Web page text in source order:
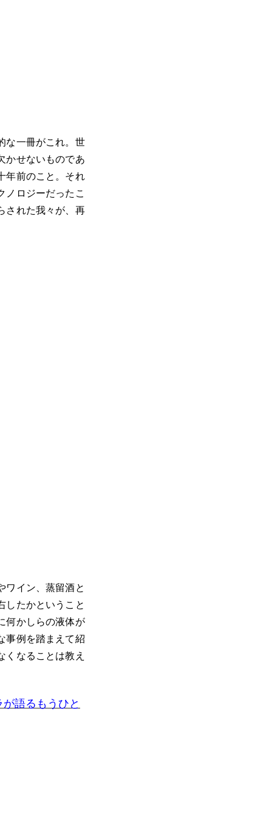
な一冊がこれ。世
かせないものであ
年前のこと。それ
ノロジーだったこ
された我々が、再
ワイン、蒸留酒と
したかということ
何かしらの液体が
事例を踏まえて紹
くなることは教え
語るもうひと